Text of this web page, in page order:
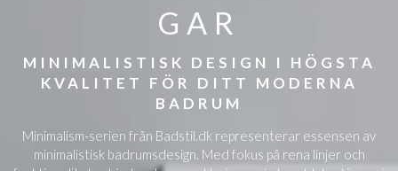
GAR
MINIMALISTISK DESIGN I HÖGSTA
KVALITET FÖR DITT MODERNA
BADRUM
Minimalism-serien från Badstil.dk representerar essensen av
minimalistisk badrumsdesign. Med fokus på rena linjer och